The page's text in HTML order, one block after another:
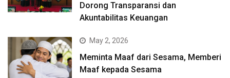
Dorong Transparansi dan
Akuntabilitas Keuangan
May 2, 2026
Meminta Maaf dari Sesama, Memberi
Maaf kepada Sesama